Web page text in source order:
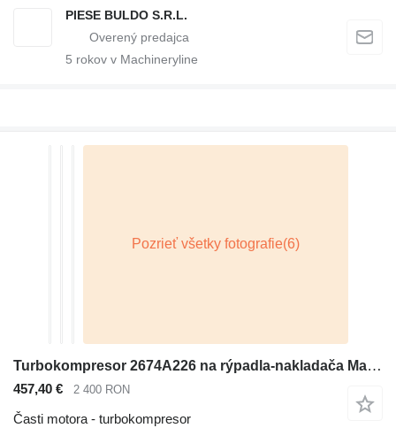
PIESE BULDO S.R.L.
5 rokov v Machineryline
Turbokompresor 2674A226 na rýpadla-nakladača Massey Ferguson Caterpillar
457,40 € 2 400 RON
Časti motora - turbokompresor